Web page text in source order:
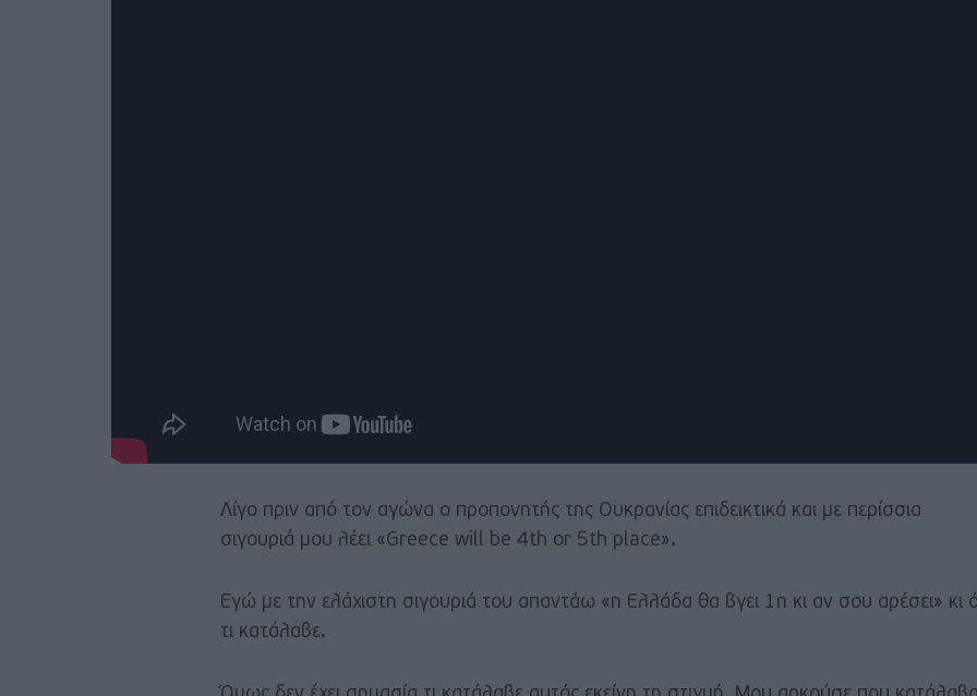
Λίγο πριν από τον αγώνα ο προπονητής της Ουκρανίας επιδεικτικά και με περίσσια
σιγουριά μου λέει «Greece will be 4th or 5th place».
Εγώ με την ελάχιστη σιγουριά του απαντάω «η Ελλάδα θα βγει 1η κι αν σου αρέσει» κι
τι κατάλαβε.